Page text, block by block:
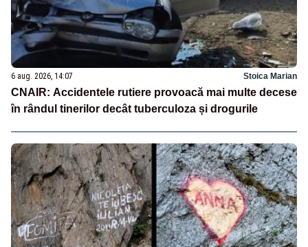
6 aug. 2026, 14:07 Stoica Marian
CNAIR: Accidentele rutiere provoacă mai multe decese
în rândul tinerilor decât tuberculoza și drogurile